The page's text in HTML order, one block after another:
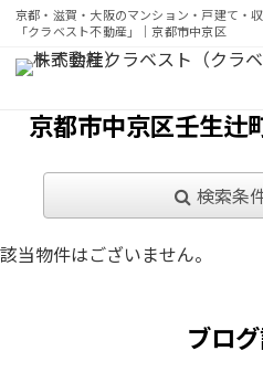
京都・滋賀・大阪のマンション・戸建て・
「クラベスト不動産」｜京都市中京区
京都・滋賀・大阪のマンシ
京都市中京区壬生辻
検索条
該当物件はございません。
ブロ